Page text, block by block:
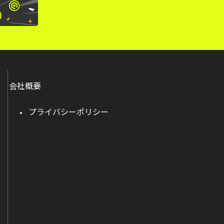
会社概要
プライバシーポリシー